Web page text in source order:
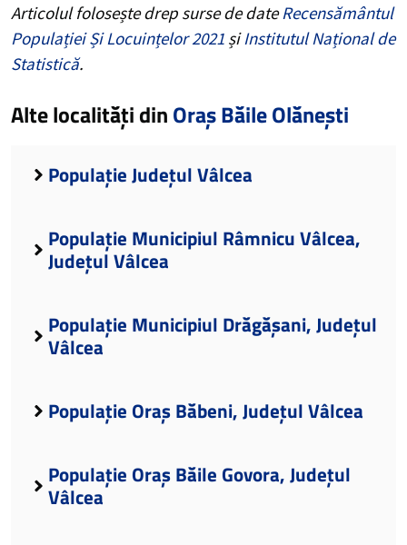
Articolul folosește drep surse de dateRecensământul
Populației Și Locuințelor 2021 șiInstitutul Național de
Statistică.
Alte localități dinOraș Băile Olănești
Populație Județul Vâlcea
Populație Municipiul Râmnicu Vâlcea,
Județul Vâlcea
Populație Municipiul Drăgășani, Județul
Vâlcea
Populație Oraș Băbeni, Județul Vâlcea
Populație Oraș Băile Govora, Județul
Vâlcea